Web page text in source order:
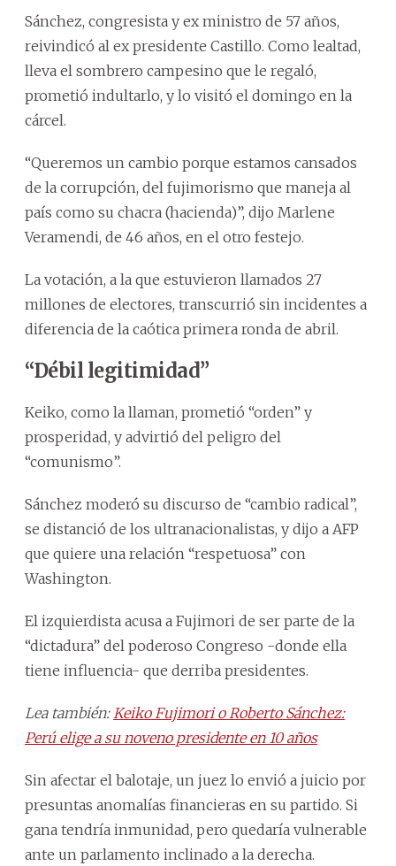
Sánchez, congresista y ex ministro de 57 años,
reivindicó al ex presidente Castillo. Como lealtad,
lleva el sombrero campesino que le regaló,
prometió indultarlo, y lo visitó el domingo en la
cárcel.
“Queremos un cambio porque estamos cansados
de la corrupción, del fujimorismo que maneja al
país como su chacra (hacienda)”, dijo Marlene
Veramendi, de 46 años, en el otro festejo.
La votación, a la que estuvieron llamados 27
millones de electores, transcurrió sin incidentes a
diferencia de la caótica primera ronda de abril.
“Débil legitimidad”
Keiko, como la llaman, prometió “orden” y
prosperidad, y advirtió del peligro del
“comunismo”.
Sánchez moderó su discurso de “cambio radical”,
se distanció de los ultranacionalistas, y dijo a AFP
que quiere una relación “respetuosa” con
Washington.
El izquierdista acusa a Fujimori de ser parte de la
“dictadura” del poderoso Congreso -donde ella
tiene influencia- que derriba presidentes.
Lea también: Keiko Fujimori o Roberto Sánchez:
Perú elige a su noveno presidente en 10 años
Sin afectar el balotaje, un juez lo envió a juicio por
presuntas anomalías financieras en su partido. Si
gana tendría inmunidad, pero quedaría vulnerable
ante un parlamento inclinado a la derecha.